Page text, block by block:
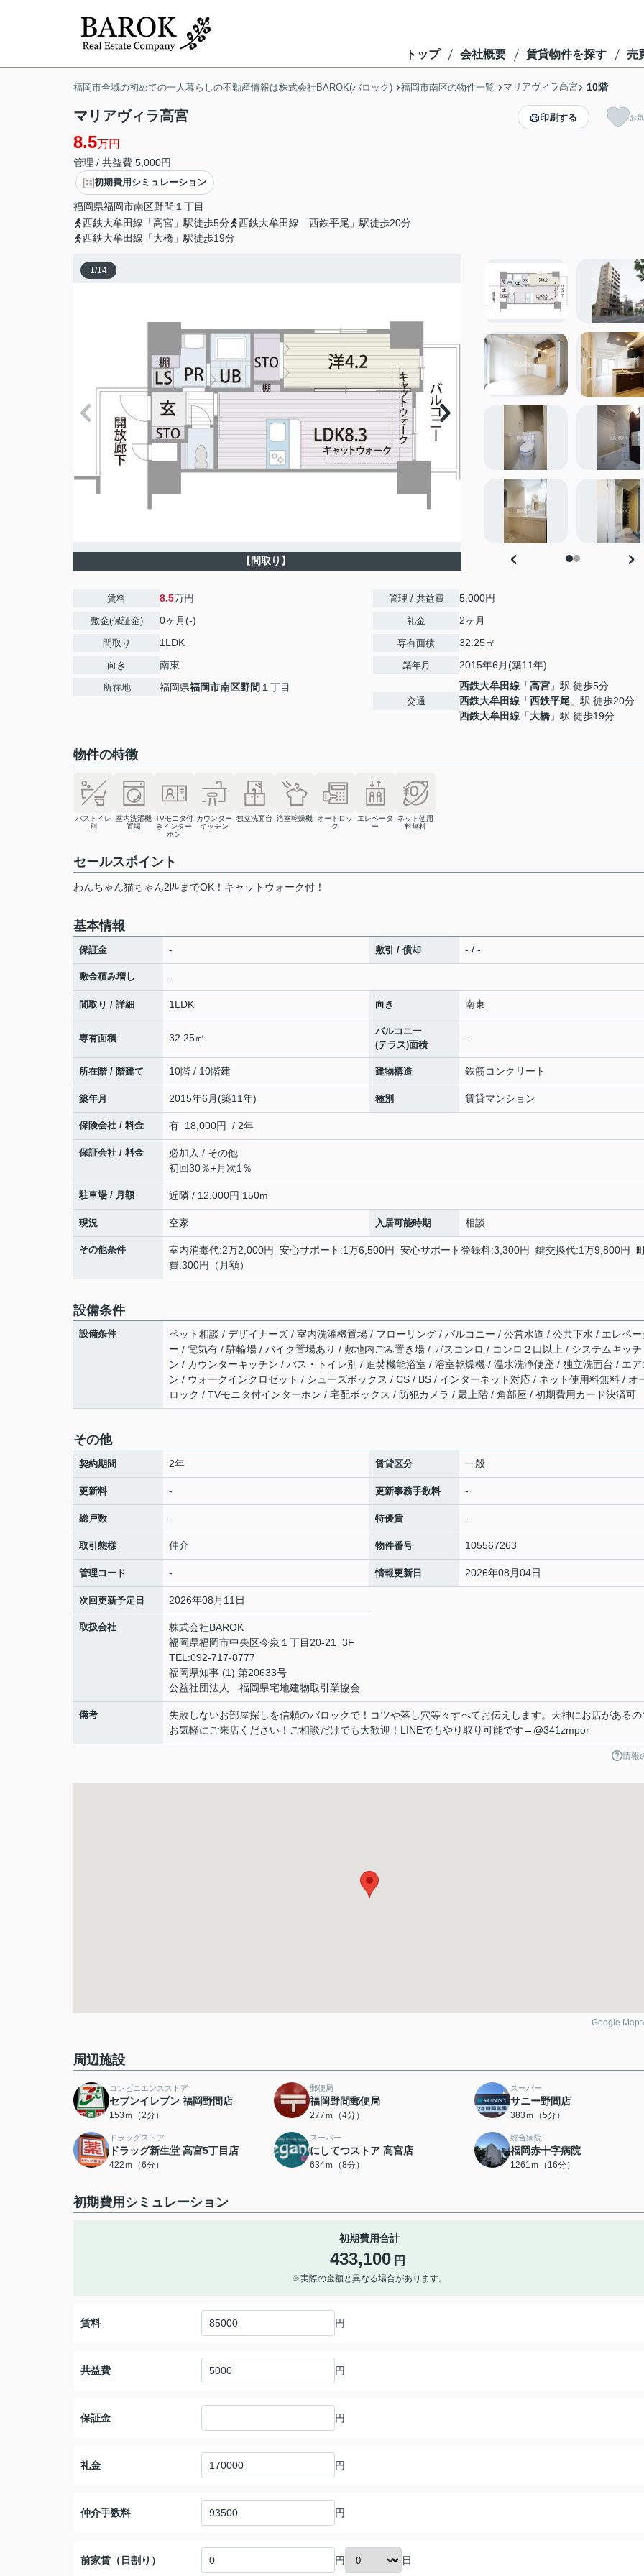
トップ 会社概要 賃貸物件を探す 売
福岡市全域の初めての一人暮らしの不動産情報は株式会社BAROK(バロック) 福岡市南区の物件一覧 マリアヴィラ高宮 10階
マリアヴィラ高宮
8.5万円
管理 / 共益費 5,000円
初期費用シミュレーション
福岡県福岡市南区野間 １丁目
西鉄大牟田線「高宮」駅徒歩5分
西鉄大牟田線「西鉄平尾」駅徒歩20分
西鉄大牟田線「大橋」駅徒歩19分
印刷する お
1/14
【間取り】
賃料 8.5万円
敷金(保証金) 0ヶ月(-)
間取り 1LDK
向き 南東
所在地 福岡県福岡市南区野間 １丁目
管理 / 共益費 5,000円
礼金 2ヶ月
専有面積 32.25㎡
築年月 2015年6月(築11年)
交通
西鉄大牟田線 「高宮 」駅 徒歩5分
西鉄大牟田線 「西鉄平尾 」駅 徒歩20分
西鉄大牟田線 「大橋 」駅 徒歩19分
物件の特徴
バストイレ
別
室内洗濯機
置場
TVモニタ付
きインター
ホン
カウンター
キッチン
独立洗面台 浴室乾燥機
オートロッ
ク
エレベータ
ー
ネット使用
料無料
セールスポイント
わんちゃん猫ちゃん2匹までOK！キャットウォーク付！
基本情報
保証金 - 敷引 / 償却 - / -
敷金積み増し -
間取り / 詳細 1LDK 向き 南東
専有面積 32.25㎡
バルコニー
(テラス)面積
-
所在階 / 階建て 10階 / 10階建 建物構造 鉄筋コンクリート
築年月 2015年6月(築11年) 種別 賃貸マンション
保険会社 / 料金 有 18,000円 / 2年
保証会社 / 料金
必加入 / その他
初回30％+月次1％
駐車場 / 月額 近隣 / 12,000円 150m
現況 空家 入居可能時期 相談
その他条件
室内消毒代:2万2,000円 安心サポート:1万6,500円 安心サポート登録料:3,300円 鍵交換代:1万9,800円
費:300円（月額）
設備条件
設備条件
ペット相談 / デザイナーズ / 室内洗濯機置場 / フローリング / バルコニー / 公営水道 / 公共下水 / エレベー
ー / 電気有 / 駐輪場 / バイク置場あり / 敷地内ごみ置き場 / ガスコンロ / コンロ２口以上 / システムキッチ
ン / カウンターキッチン / バス・トイレ別 / 追焚機能浴室 / 浴室乾燥機 / 温水洗浄便座 / 独立洗面台 / エア
ン / ウォークインクロゼット / シューズボックス / CS / BS / インターネット対応 / ネット使用料無料 / オ
ロック / TVモニタ付インターホン / 宅配ボックス / 防犯カメラ / 最上階 / 角部屋 / 初期費用カード決済可
その他
契約期間 2年 賃貸区分 一般
更新料 - 更新事務手数料 -
総戸数 - 特優賃 -
取引態様 仲介 物件番号 105567263
管理コード - 情報更新日 2026年08月04日
次回更新予定日 2026年08月11日
取扱会社
株式会社BAROK
福岡県福岡市中央区今泉１丁目20-21 3F
TEL:092-717-8777
福岡県知事 (1) 第20633号
公益社団法人 福岡県宅地建物取引業協会
備考
失敗しないお部屋探しを信頼のバロックで！コツや落し穴等々すべてお伝えします。天神にお店があるの
お気軽にご来店ください！ご相談だけでも大歓迎！LINEでもやり取り可能です→@341zmpor
情報
Google Map
周辺施設
コンビニエンスストア
セブンイレブン 福岡野間店
153ｍ（2分）
郵便局
福岡野間郵便局
277ｍ（4分）
スーパー
サニー野間店
383ｍ（5分）
ドラッグストア
ドラッグ新生堂 高宮5丁目店
422ｍ（6分）
スーパー
にしてつストア 高宮店
634ｍ（8分）
総合病院
福岡赤十字病院
1261ｍ（16分）
初期費用シミュレーション
初期費用合計
433,100 円
※実際の金額と異なる場合があります。
賃料 円
共益費 円
保証金 円
礼金 円
仲介手数料 円
前家賃（日割り） 円 日